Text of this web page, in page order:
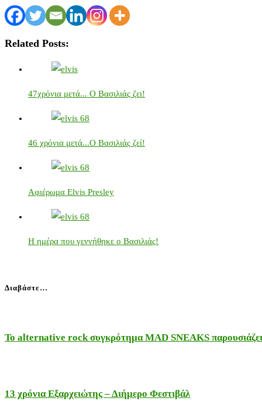
Related Posts:
47χρόνια μετά... Ο Βασιλιάς ζει!
46 χρόνια μετά...Ο Βασιλιάς ζεί!
Αφιέρωμα Elvis Presley
Η ημέρα που γεννήθηκε ο Βασιλιάς!
Διαβάστε…
Το alternative rock συγκρότημα MAD SNEAKS
13 χρόνια Εξαρχειώτης – Διήμερο Φεστιβάλ